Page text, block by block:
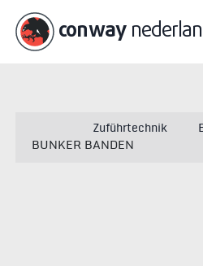
conway
Zuführtechnik
BUNKER BANDEN